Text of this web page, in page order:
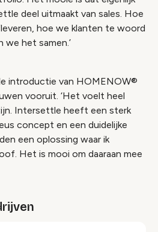
deel uitmaakt van sales. Hoe
hoe we klanten te woord
we het samen.’
introductie van HOMENOW®
vooruit. ‘Het voelt heel
Intersettle heeft een sterk
concept en een duidelijke
een oplossing waar ik
Het is mooi om daaraan mee